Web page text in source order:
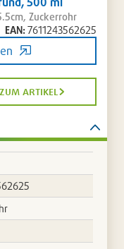
Zuckerrohr
EAN:7611243562625
zum artikel